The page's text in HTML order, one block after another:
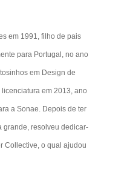
em 1991, filho de pais
para Portugal, no ano
em Design de
em 2013, ano
a Sonae. Depois de ter
grande, resolveu dedicar-
Collective, o qual ajudou